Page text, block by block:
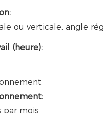
ou verticale, angle
(heure):
par mois